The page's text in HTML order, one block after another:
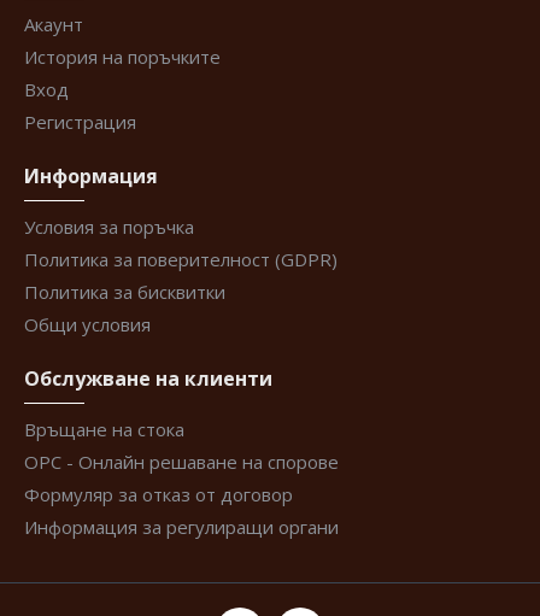
Акаунт
История на поръчките
Вход
Регистрация
Информация
Условия за поръчка
Политика за поверителност (GDPR)
Политика за бисквитки
Общи условия
Обслужване на клиенти
Връщане на стока
ОРС - Онлайн решаване на спорове
Формуляр за отказ от договор
Информация за регулиращи органи